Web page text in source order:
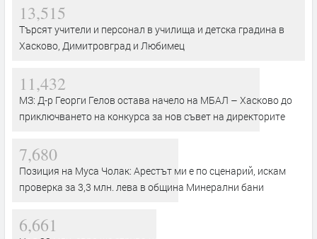
13,515
Търсят учители и персонал в училища и детска градина в
Хасково, Димитровград и Любимец
11,432
МЗ: Д-р Георги Гелов остава начело на МБАЛ – Хасково до
приключването на конкурса за нов съвет на директорите
7,680
Позиция на Муса Чолак: Арестът ми е по сценарий, искам
проверка за 3,3 млн. лева в община Минерални бани
6,661